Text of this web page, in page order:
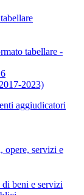
tabellare -
2023)
aggiudicatori
opere, servizi e
beni e servizi